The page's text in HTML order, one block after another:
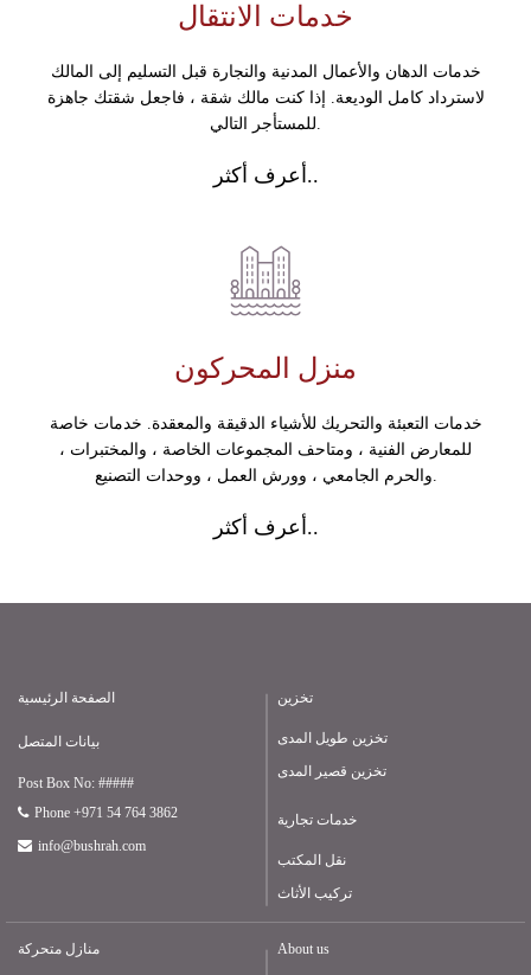
خدمات الانتقال
خدمات الدهان والأعمال المدنية والنجارة قبل التسليم إلى المالك
لاسترداد كامل الوديعة. إذا كنت مالك شقة ، فاجعل شقتك جاهزة
للمستأجر التالي.
أعرف أكثر..
منزل المحركون
خدمات التعبئة والتحريك للأشياء الدقيقة والمعقدة. خدمات خاصة
للمعارض الفنية ، ومتاحف المجموعات الخاصة ، والمختبرات ،
والحرم الجامعي ، وورش العمل ، ووحدات التصنيع.
أعرف أكثر..
الصفحة الرئيسية
بيانات المتصل
Post Box No: #####
Phone +971 54 764 3862
info@bushrah.com
تخزين
تخزين طويل المدى
تخزين قصير المدى
خدمات تجارية
نقل المكتب
تركيب الأثاث
منازل متحركة About us